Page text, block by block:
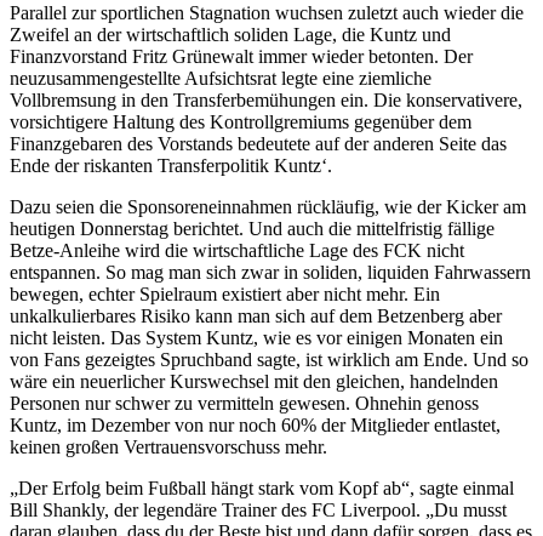
Parallel zur sportlichen Stagnation wuchsen zuletzt auch wieder die
Zweifel an der wirtschaftlich soliden Lage, die Kuntz und
Finanzvorstand Fritz Grünewalt immer wieder betonten. Der
neuzusammengestellte Aufsichtsrat legte eine ziemliche
Vollbremsung in den Transferbemühungen ein. Die konservativere,
vorsichtigere Haltung des Kontrollgremiums gegenüber dem
Finanzgebaren des Vorstands bedeutete auf der anderen Seite das
Ende der riskanten Transferpolitik Kuntz‘.
Dazu seien die Sponsoreneinnahmen rückläufig, wie der Kicker am
heutigen Donnerstag berichtet. Und auch die mittelfristig fällige
Betze-Anleihe wird die wirtschaftliche Lage des FCK nicht
entspannen. So mag man sich zwar in soliden, liquiden Fahrwassern
bewegen, echter Spielraum existiert aber nicht mehr. Ein
unkalkulierbares Risiko kann man sich auf dem Betzenberg aber
nicht leisten. Das System Kuntz, wie es vor einigen Monaten ein
von Fans gezeigtes Spruchband sagte, ist wirklich am Ende. Und so
wäre ein neuerlicher Kurswechsel mit den gleichen, handelnden
Personen nur schwer zu vermitteln gewesen. Ohnehin genoss
Kuntz, im Dezember von nur noch 60% der Mitglieder entlastet,
keinen großen Vertrauensvorschuss mehr.
„Der Erfolg beim Fußball hängt stark vom Kopf ab“, sagte einmal
Bill Shankly, der legendäre Trainer des FC Liverpool. „Du musst
daran glauben, dass du der Beste bist und dann dafür sorgen, dass es